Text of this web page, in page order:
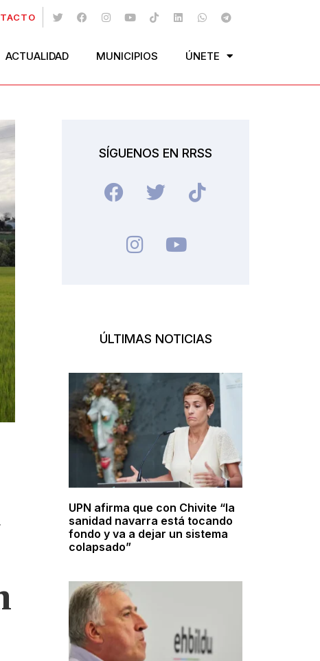
ACTUALIDAD MUNICIPIOS ÚNETE
SÍGUENOS EN RRSS
ÚLTIMAS NOTICIAS
UPN afirma que con Chivite “la
sanidad navarra está tocando
fondo y va a dejar un sistema
colapsado”